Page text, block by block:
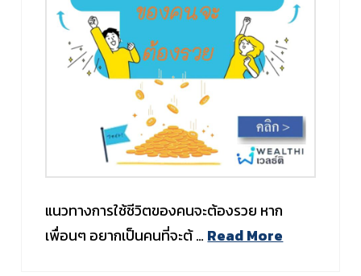
แนวทางการใช้ชีวิตของคนจะต้องรวย หาก
เพื่อนๆ อยากเป็นคนที่จะต้ … Read More